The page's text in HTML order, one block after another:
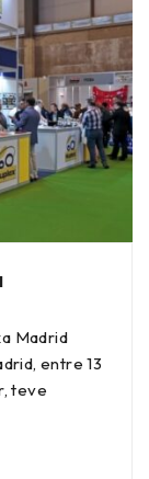
Madrid
entre 13
teve